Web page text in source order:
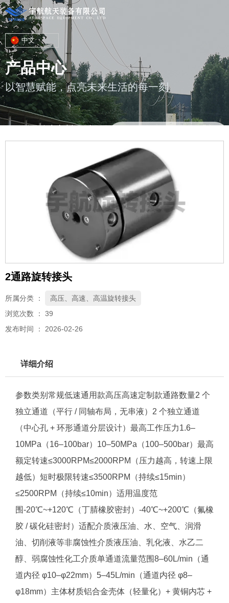
中文
产品中心
以智慧赋能，点亮未来生活的每一刻
2通路旋转接头
所属分类 ：
高压、高速、高温旋转接头
浏览次数 ： 39
发布时间 ： 2026-02-26
详细介绍
参数类别常规低速通用款高压高速定制款通路数量2 个
独立通道（平行 / 同轴布局，无串液）2 个独立通道
（中心孔 + 环形通道分层设计）最高工作压力1.6–
10MPa（16–100bar）10–50MPa（100–500bar）最高
额定转速≤3000RPM≤2000RPM（压力越高，转速上限
越低）短时极限转速≤3500RPM（持续≤15min）
≤2500RPM（持续≤10min）适用温度范
围-20℃~+120℃（丁腈橡胶密封）-40℃~+200℃（氟橡
胶 / 碳化硅密封）适配介质液压油、水、空气、润滑
油、切削液等非腐蚀性介质液压油、乳化液、水乙二
醇、弱腐蚀性化工介质单通道流量范围8–60L/min（通
道内径 φ10–φ22mm）5–45L/min（通道内径 φ8–
φ18mm）主体材质铝合金壳体（轻量化）+ 黄铜内芯 +